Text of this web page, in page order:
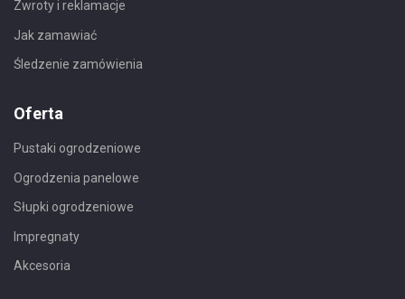
Zwroty i reklamacje
Jak zamawiać
Śledzenie zamówienia
Oferta
Pustaki ogrodzeniowe
Ogrodzenia panelowe
Słupki ogrodzeniowe
Impregnaty
Akcesoria